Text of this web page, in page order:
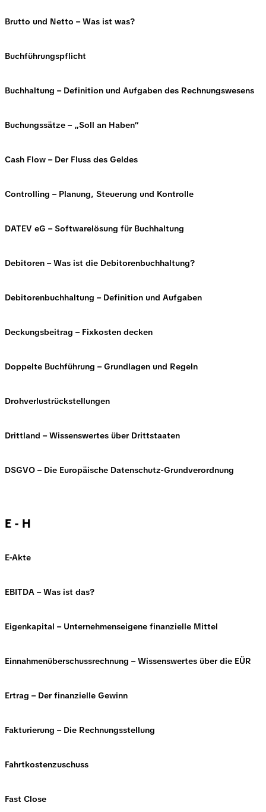
Brutto und Netto – Was ist was?
Buchführungspflicht
Buchhaltung – Definition und Aufgaben des Rechnungswesens
Buchungssätze – „Soll an Haben“
Cash Flow – Der Fluss des Geldes
Controlling – Planung, Steuerung und Kontrolle
DATEV eG – Softwarelösung für Buchhaltung
Debitoren – Was ist die Debitorenbuchhaltung?
Debitorenbuchhaltung – Definition und Aufgaben
Deckungsbeitrag – Fixkosten decken
Doppelte Buchführung – Grundlagen und Regeln
Drohverlustrückstellungen
Drittland – Wissenswertes über Drittstaaten
DSGVO – Die Europäische Datenschutz-Grundverordnung
E - H
E-Akte
EBITDA – Was ist das?
Eigenkapital – Unternehmenseigene finanzielle Mittel
Einnahmenüberschussrechnung – Wissenswertes über die EÜR
Ertrag – Der finanzielle Gewinn
Fakturierung – Die Rechnungsstellung
Fahrtkostenzuschuss
Fast Close